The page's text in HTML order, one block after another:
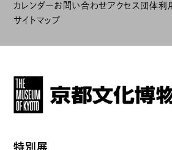
カレンダーお問い合わせアクセス 団体利
サイトマップ
特別展